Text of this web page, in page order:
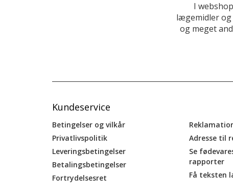
I
lægemidler
og meget
Kundeservice
Betingelser og vilkår
Privatlivspolitik
Leveringsbetingelser
Betalingsbetingelser
Fortrydelsesret
Adresse til
Se
rapporter
Få teksten